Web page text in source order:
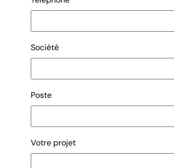
Société
Poste
Votre projet